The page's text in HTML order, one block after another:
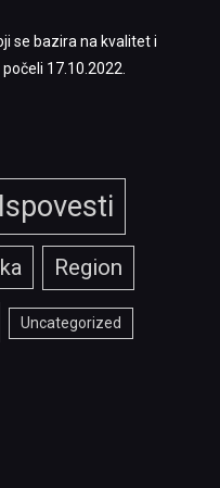
se bazira na kvalitet i
17.10.2022.
Ispovesti
Region
Uncategorized